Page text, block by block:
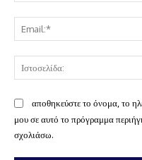
αποθηκεύστε το όνομα, το
μου σε αυτό το πρόγραμμα
σχολιάσω.